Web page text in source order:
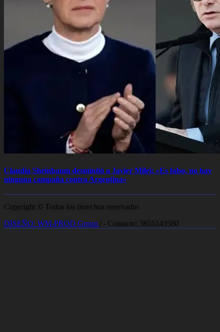
Claudia Sheinbaum desmintió a Javier Milei: «Es falso, no hay
ninguna campaña contra Argentina»
Copyright © Todos los derechos reservados
DISEÑO: WM-PROD Group | - Contacto: 3855143580